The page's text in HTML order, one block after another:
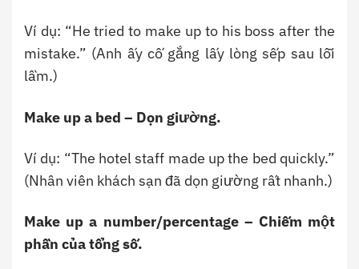
Ví dụ: “He tried to make up to his boss after the
mistake.” (Anh ấy cố gắng lấy lòng sếp sau lỗi
lầm.)
Make up a bed – Dọn giường.
Ví dụ: “The hotel staff made up the bed quickly.”
(Nhân viên khách sạn đã dọn giường rất nhanh.)
Make up a number/percentage – Chiếm một
phần của tổng số.